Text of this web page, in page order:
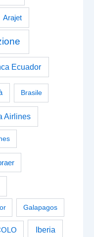
Arajet
Ecuador
Brasile
Airlines
Galapagos
Iberia